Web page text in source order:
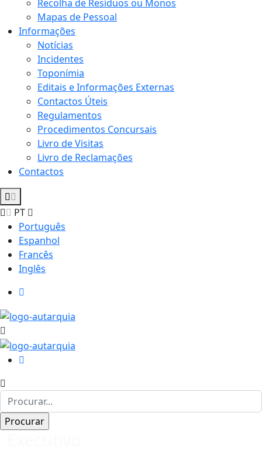
Recolha de Residuos ou Monos
Mapas de Pessoal
Informações
Notícias
Incidentes
Toponímia
Editais e Informações Externas
Contactos Úteis
Regulamentos
Procedimentos Concursais
Livro de Visitas
Livro de Reclamações
Contactos
PT
Português
Espanhol
Francês
Inglês